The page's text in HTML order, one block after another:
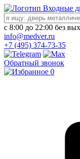
Входные
с 8:00 до 22:00 без
info@medver.ru
+7 (495) 374-73-35
Обратный звонок
0